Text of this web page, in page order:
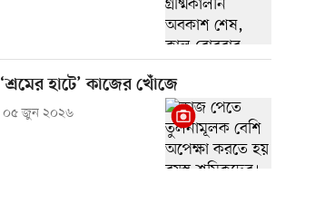
‘শ্রমের হাটে’ কাজের খোঁজে
০৫ জুন ২০২৬